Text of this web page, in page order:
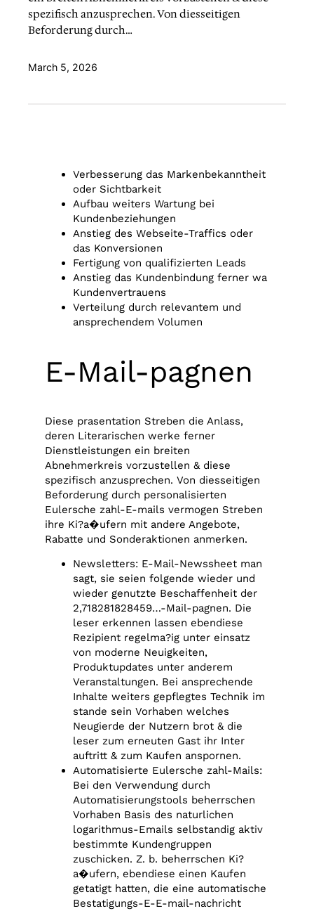
spezifisch anzusprechen. Von diesseitigen
Beforderung durch…
March 5, 2026
Verbesserung das Markenbekanntheit
oder Sichtbarkeit
Aufbau weiters Wartung bei
Kundenbeziehungen
Anstieg des Webseite-Traffics oder
das Konversionen
Fertigung von qualifizierten Leads
Anstieg das Kundenbindung ferner wa
Kundenvertrauens
Verteilung durch relevantem und
ansprechendem Volumen
E-Mail-pagnen
Diese prasentation Streben die Anlass,
deren Literarischen werke ferner
Dienstleistungen ein breiten
Abnehmerkreis vorzustellen & diese
spezifisch anzusprechen. Von diesseitigen
Beforderung durch personalisierten
Eulersche zahl-E-mails vermogen Streben
ihre Ki?a�ufern mit andere Angebote,
Rabatte und Sonderaktionen anmerken.
Newsletters: E-Mail-Newssheet man
sagt, sie seien folgende wieder und
wieder genutzte Beschaffenheit der
2,718281828459…-Mail-pagnen. Die
leser erkennen lassen ebendiese
Rezipient regelma?ig unter einsatz
von moderne Neuigkeiten,
Produktupdates unter anderem
Veranstaltungen. Bei ansprechende
Inhalte weiters gepflegtes Technik im
stande sein Vorhaben welches
Neugierde der Nutzern brot & die
leser zum erneuten Gast ihr Inter
auftritt & zum Kaufen anspornen.
Automatisierte Eulersche zahl-Mails:
Bei den Verwendung durch
Automatisierungstools beherrschen
Vorhaben Basis des naturlichen
logarithmus-Emails selbstandig aktiv
bestimmte Kundengruppen
zuschicken. Z. b. beherrschen Ki?
a�ufern, ebendiese einen Kaufen
getatigt hatten, die eine automatische
Bestatigungs-E-E-mail-nachricht